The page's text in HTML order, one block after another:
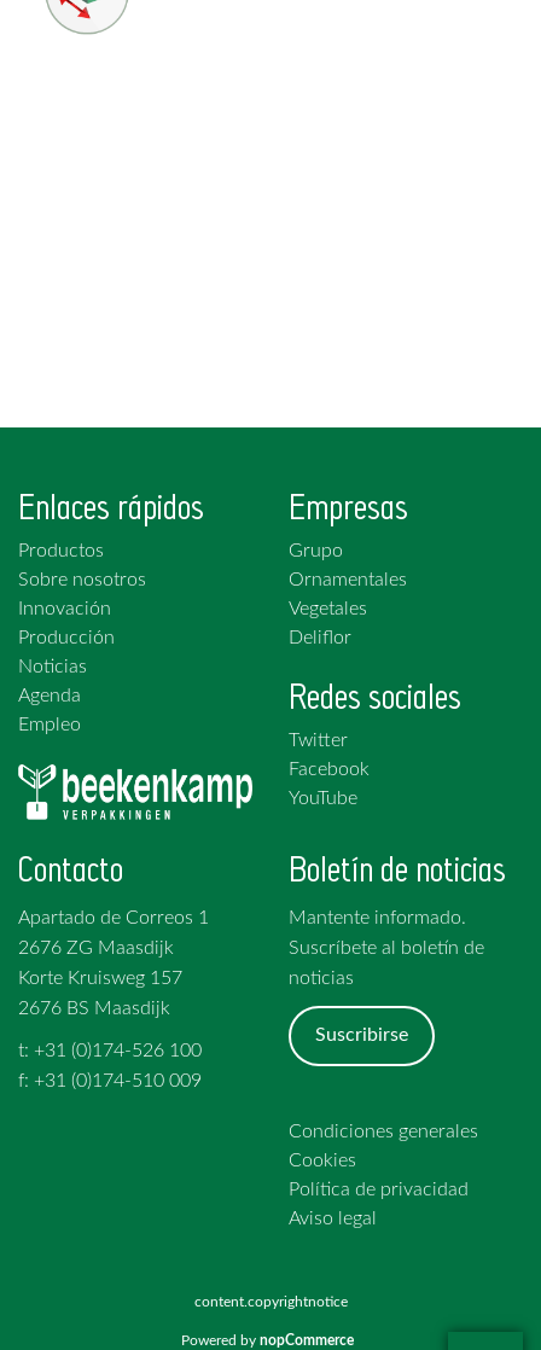
Enlaces rápidos
Productos
Sobre nosotros
Innovación
Producción
Noticias
Agenda
Empleo
Empresas
Grupo
Ornamentales
Vegetales
Deliflor
Redes sociales
Twitter
Facebook
YouTube
Contacto
Apartado de Correos 1
2676 ZG Maasdijk
Korte Kruisweg 157
2676 BS Maasdijk
t: +31 (0)174-526 100
f: +31 (0)174-510 009
Boletín de noticias
Mantente informado.
Suscríbete al boletín de
noticias
Suscribirse
Condiciones generales
Cookies
Política de privacidad
Aviso legal
content.copyrightnotice
Powered by nopCommerce